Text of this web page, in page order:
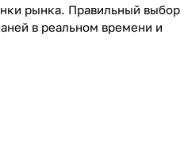
рынка. Правильный выбор
в реальном времени и